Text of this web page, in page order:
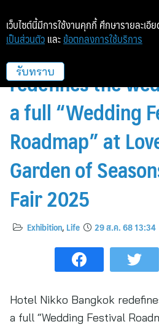
Hotel Nikko
redefines the
a full “Wedding
Roadmap” at
Garden of
Fair 2025
Exhibition, Life 29 ส.ค. 68 13:34
Hotel Nikko Bangkok
a full “Wedding Festival
เว็บไซต์นี้มีการใช้งานคุกกี้ ศึกษารายละเอี
เป็นส่วนตัว และ ข้อตกลงการใช้บริการ
รับทราบ